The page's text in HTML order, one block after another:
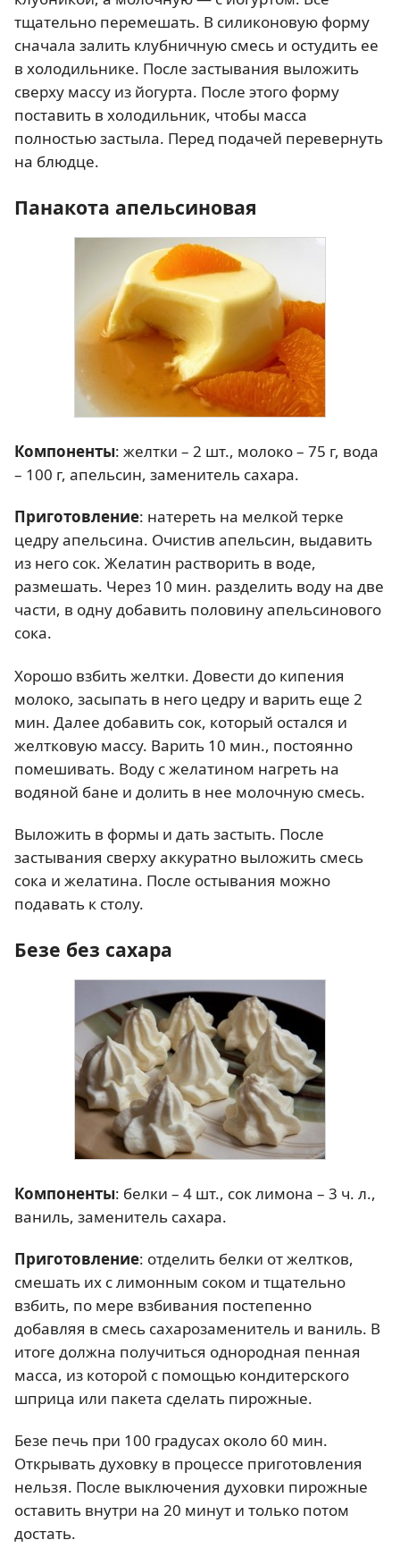
тщательно перемешать. В силиконовую форму
сначала залить клубничную смесь и остудить ее
в холодильнике. После застывания выложить
сверху массу из йогурта. После этого форму
поставить в холодильник, чтобы масса
полностью застыла. Перед подачей перевернуть
на блюдце.
Панакота апельсиновая
Компоненты: желтки – 2 шт., молоко – 75 г, вода
– 100 г, апельсин, заменитель сахара.
Приготовление: натереть на мелкой терке
цедру апельсина. Очистив апельсин, выдавить
из него сок. Желатин растворить в воде,
размешать. Через 10 мин. разделить воду на две
части, в одну добавить половину апельсинового
сока.
Хорошо взбить желтки. Довести до кипения
молоко, засыпать в него цедру и варить еще 2
мин. Далее добавить сок, который остался и
желтковую массу. Варить 10 мин., постоянно
помешивать. Воду с желатином нагреть на
водяной бане и долить в нее молочную смесь.
Выложить в формы и дать застыть. После
застывания сверху аккуратно выложить смесь
сока и желатина. После остывания можно
подавать к столу.
Безе без сахара
Компоненты: белки – 4 шт., сок лимона – 3 ч. л.,
ваниль, заменитель сахара.
Приготовление: отделить белки от желтков,
смешать их с лимонным соком и тщательно
взбить, по мере взбивания постепенно
добавляя в смесь сахарозаменитель и ваниль. В
итоге должна получиться однородная пенная
масса, из которой с помощью кондитерского
шприца или пакета сделать пирожные.
Безе печь при 100 градусах около 60 мин.
Открывать духовку в процессе приготовления
нельзя. После выключения духовки пирожные
оставить внутри на 20 минут и только потом
достать.